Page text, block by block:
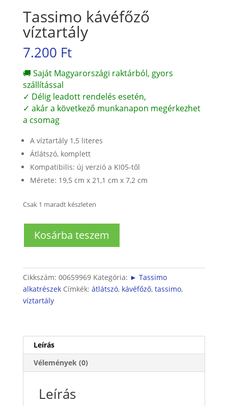
Tassimo kávéfőző
víztartály
7.200 Ft
🚚 Saját Magyarországi raktárból, gyors
szállítással
✓ Délig leadott rendelés esetén,
✓ akár a következő munkanapon megérkezhet
a csomag
A víztartály 1,5 literes
Átlátszó, komplett
Kompatibilis: új verzió a KI05-től
Mérete: 19,5 cm x 21,1 cm x 7,2 cm
Csak 1 maradt készleten
kávéfőző
Kosárba teszem
Cikkszám: 00659969 Kategória: ► Tassimo
alkatrészek Címkék: átlátszó, kávéfőző, tassimo,
víztartály
Leírás
Vélemények (0)
Leírás